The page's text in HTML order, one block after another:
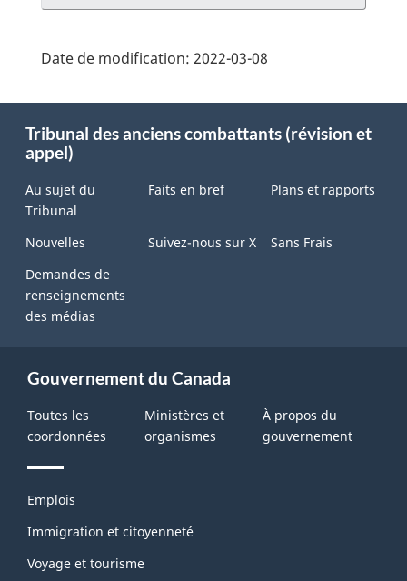
Date de modification: 2022-03-08
this
site
Tribunal des anciens combattants (révision et
appel)
Au sujet du
Tribunal
Faits en bref Plans et rapports
Nouvelles Suivez-nous sur X
Sans Frais
Demandes de
renseignements
des médias
Gouvernement du Canada
Toutes les
coordonnées
Ministères et
organismes
À propos du
gouvernement
Thèmes
sujets
Emplois
Immigration et citoyenneté
Voyage et tourisme